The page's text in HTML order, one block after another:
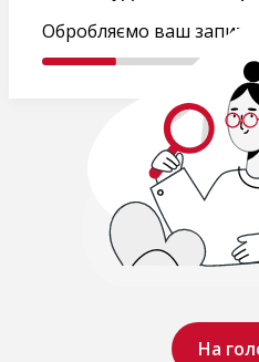
На
Обробляємо ваш запит..